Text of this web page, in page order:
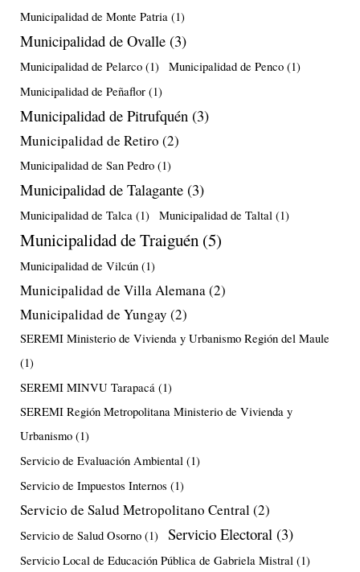
Municipalidad de Monte Patria (1)
Municipalidad de Ovalle (3)
Municipalidad de Pelarco (1) Municipalidad de Penco (1)
Municipalidad de Peñaflor (1)
Municipalidad de Pitrufquén (3)
Municipalidad de Retiro (2)
Municipalidad de San Pedro (1)
Municipalidad de Talagante (3)
Municipalidad de Talca (1) Municipalidad de Taltal (1)
Municipalidad de Traiguén (5)
Municipalidad de Vilcún (1)
Municipalidad de Villa Alemana(2)
Municipalidad de Yungay (2)
SEREMI Ministerio de Vivienda y Urbanismo Región del Maule
(1)
SEREMI MINVU Tarapacá (1)
SEREMI Región Metropolitana Ministerio de Vivienda y
Urbanismo (1)
Servicio de Evaluación Ambiental (1)
Servicio de Impuestos Internos (1)
Servicio de Salud Metropolitano Central(2)
Servicio de Salud Osorno (1) Servicio Electoral (3)
Servicio Local de Educación Pública de Gabriela Mistral (1)